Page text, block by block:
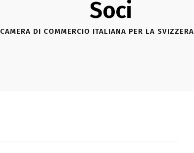
Soci
CAMERA DI COMMERCIO ITALIANA PER LA SVIZZERA